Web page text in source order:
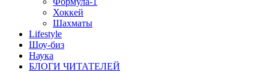
Хоккей
Шахматы
Lifestyle
Шоу-биз
Наука
БЛОГИ ЧИТАТЕЛЕЙ